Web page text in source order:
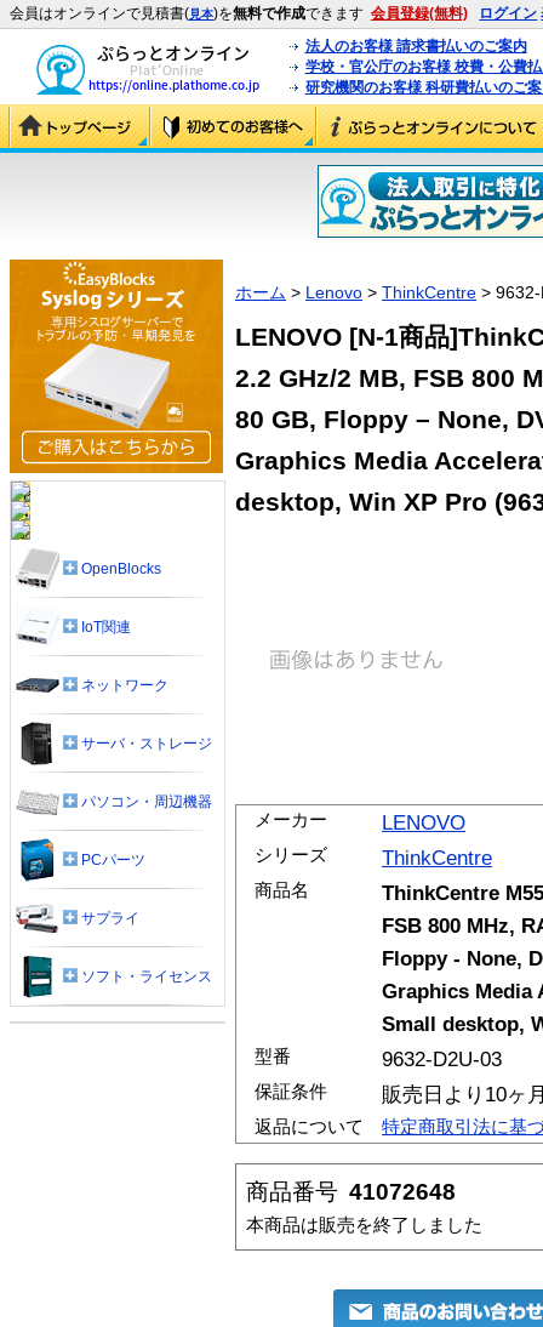
会員はオンラインで見積書(見本)を無料で作成できます 会員登録(無料) ログイン
法人のお客様 請求書払いのご案内
学校・官公庁のお客様 校費・公費
研究機関のお客様 科研費払いのご
ホーム > Lenovo > ThinkCentre >
LENOVO [N-1商品
2.2 GHz/2 MB, FSB 800
80 GB, Floppy – None,
Graphics Media
desktop, Win XP Pro
メーカー LENOVO
シリーズ ThinkCentre
商品名
ThinkCentre
FSB 800 MHz,
Floppy - None,
Graphics Media
Small desktop,
型番 9632-D2U-03
保証条件 販売日より10ヶ
返品について 特定商取引法に基
商品番号 41072648
本商品は販売を終了しました
OpenBlocks
IoT関連
ネットワーク
サーバ・ストレージ
パソコン・周辺機器
PCパーツ
サプライ
ソフト・ライセンス